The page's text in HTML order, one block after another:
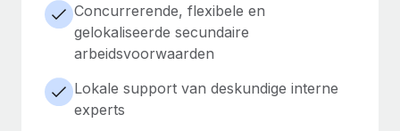
Concurrerende, flexibele en
gelokaliseerde secundaire
arbeidsvoorwaarden
Lokale support van deskundige interne
experts